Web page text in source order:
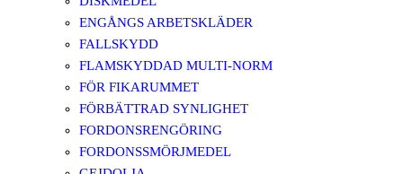
ENGÅNGS ARBETSKLÄDER
FALLSKYDD
FLAMSKYDDAD MULTI-NORM
FÖR FIKARUMMET
FÖRBÄTTRAD SYNLIGHET
FORDONSRENGÖRING
FORDONSSMÖRJMEDEL